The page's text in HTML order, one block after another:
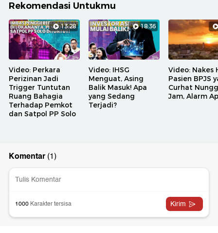
Rekomendasi Untukmu
13:28
Video: Perkara
Perizinan Jadi
Trigger Tuntutan
Ruang Bahagia
Terhadap Pemkot
dan Satpol PP Solo
18:36
Video: IHSG
Menguat, Asing
Balik Masuk! Apa
yang Sedang
Terjadi?
Video: Nakes
Pasien BPJS
Curhat
Jam, Alarm